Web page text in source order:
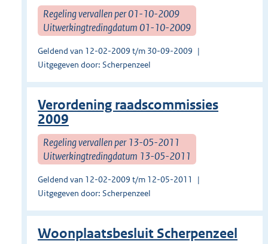
Regeling vervallen per 01-10-2009
Uitwerkingtredingdatum 01-10-2009
Geldend van 12-02-2009 t/m 30-09-2009
Uitgegeven door: Scherpenzeel
Verordening raadscommissies
2009
Regeling vervallen per 13-05-2011
Uitwerkingtredingdatum 13-05-2011
Geldend van 12-02-2009 t/m 12-05-2011
Uitgegeven door: Scherpenzeel
Woonplaatsbesluit Scherpenzeel